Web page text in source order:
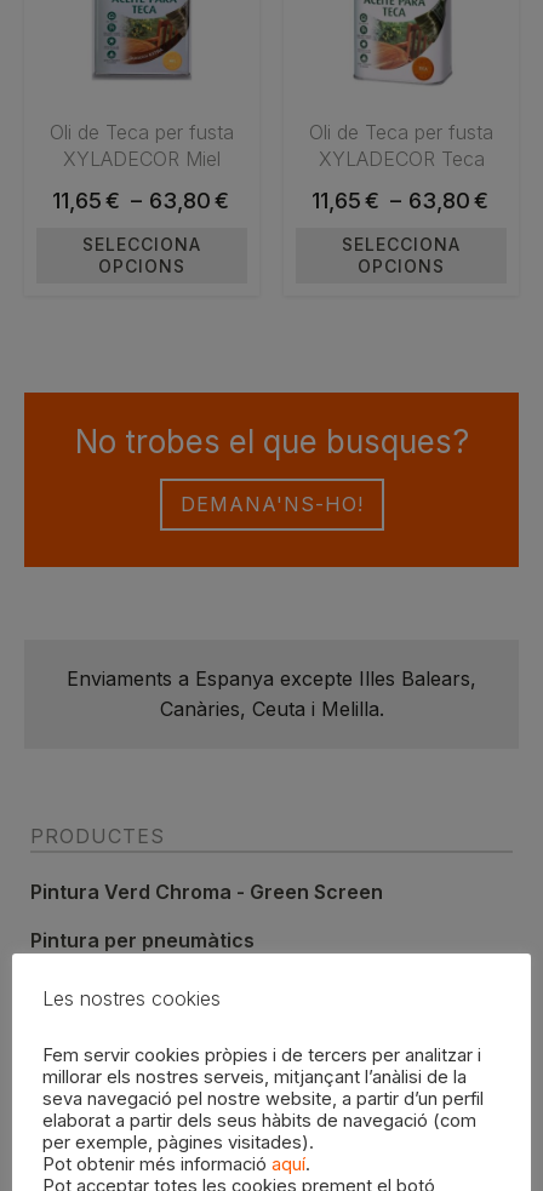
Oli de Teca per fusta
XYLADECOR Miel
11,65€ – 63,80€
Interval
de
preus:
SELECCIONA
OPCIONS
diverses
variants.
opcions
poden
Oli de Teca per fusta
XYLADECOR Teca
11,65€ – 63,80€
Interval
de
preus:
SELECCIONA
OPCIONS
diverses
variants.
opcions
poden
No trobes el que busques?
DEMANA'NS-HO!
Enviaments a Espanya excepte Illes Balears,
Canàries, Ceuta i Melilla.
PRODUCTES
Pintura Verd Chroma - Green Screen
Pintura per pneumàtics
Pintura EWifi
Adhesiu
Pintura
Pintura segons carta RAL
Les nostres cookies
Fem servir cookies pròpies i de tercers per analitzar i
millorar els nostres serveis, mitjançant l’anàlisi de la
seva navegació pel nostre website, a partir d’un perfil
elaborat a partir dels seus hàbits de navegació (com
per exemple, pàgines visitades).
Pot obtenir més informació aquí.
Pot acceptar totes les cookies prement el botó